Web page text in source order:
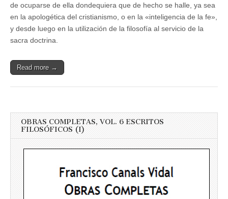
de ocuparse de ella dondequiera que de hecho se halle, ya sea
en la apologética del cristianismo, o en la «inteligencia de la fe»,
y desde luego en la utilización de la filosofía al servicio de la
sacra doctrina.
Read more →
OBRAS COMPLETAS, VOL. 6 ESCRITOS
FILOSÓFICOS (I)